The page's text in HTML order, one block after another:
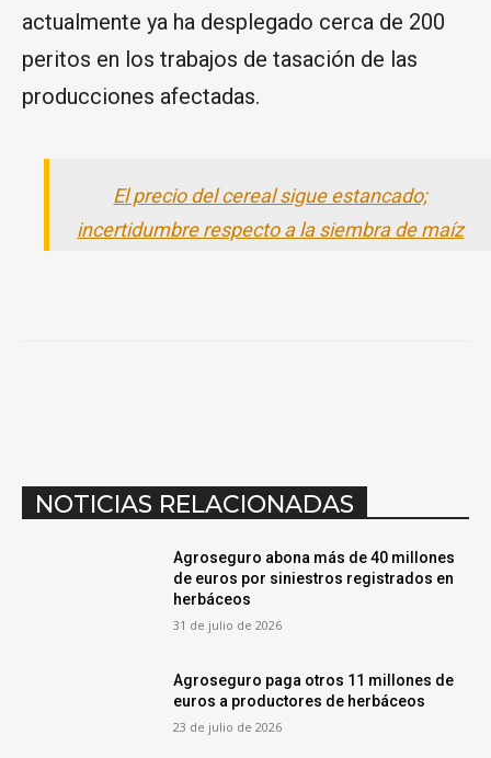
actualmente ya ha desplegado cerca de 200
peritos en los trabajos de tasación de las
producciones afectadas.
El precio del cereal sigue estancado;
incertidumbre respecto a la siembra de maíz
NOTICIAS RELACIONADAS
Agroseguro abona más de 40 millones
de euros por siniestros registrados en
herbáceos
31 de julio de 2026
Agroseguro paga otros 11 millones de
euros a productores de herbáceos
23 de julio de 2026